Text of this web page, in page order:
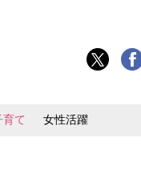
育て 女性活躍